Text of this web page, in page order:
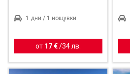
1 дни / 1 нощувки
от 17 € /34 лв.